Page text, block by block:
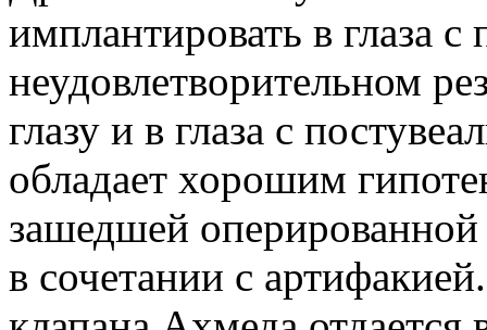
имплантировать в глаза
неудовлетворительном
глазу и в глаза с
обладает хорошим
зашедшей
в сочетании с